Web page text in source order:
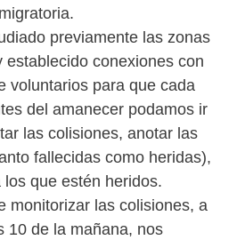
previamente las zonas
establecido conexiones con
voluntarios para que cada
del amanecer podamos ir
las colisiones, anotar las
fallecidas como heridas),
los que estén heridos.
monitorizar las colisiones, a
10 de la mañana, nos